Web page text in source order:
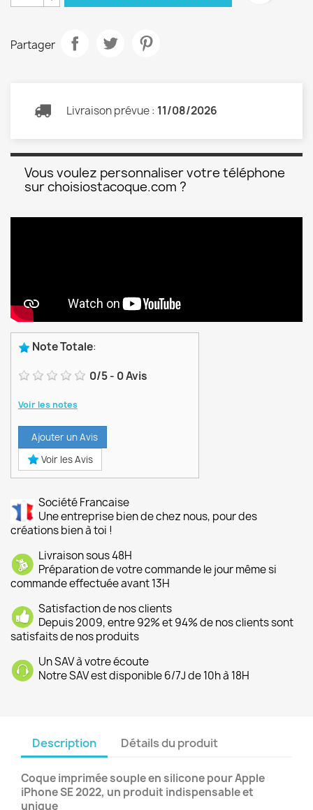
Partager
Livraison prévue : 11/08/2026
Vous voulez personnaliser votre téléphone
sur choisiostacoque.com ?
Note Totale:
0/5- 0Avis
Voir les notes
Ajouter un Avis
Voir les Avis
Société Francaise
Une entreprise bien de chez nous, pour des
créations bien à toi !
Livraison sous 48H
Préparation de votre commande le jour même si
commande effectuée avant 13H
Satisfaction de nos clients
Depuis 2009, entre 92% et 94% de nos clients sont
satisfaits de nos produits
Un SAV à votre écoute
Notre SAV est disponible 6/7J de 10h à 18H
Description Détails du produit
Coque imprimée souple en silicone pour Apple
iPhone SE 2022, un produit indispensable et
unique